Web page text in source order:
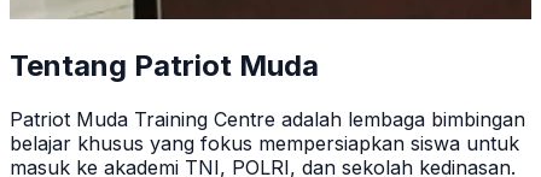
Tentang Patriot Muda
Patriot Muda Training Centre adalah lembaga bimbingan
belajar khusus yang fokus mempersiapkan siswa untuk
masuk ke akademi TNI, POLRI, dan sekolah kedinasan.